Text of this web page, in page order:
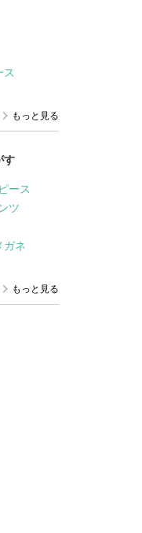
ス
もっと見る
す
ース
ツ
ガネ
もっと見る